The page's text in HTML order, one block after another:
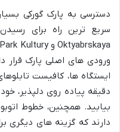
دسترسی به پارک گورکی
سریع ترین راه برای
ورودی های اصلی پارک قرار
ایستگاه ها، کافیست
دقیقه پیاده روی دلپذیر،
بیابید. همچنین، خطوط
دارند که گزینه های دیگری